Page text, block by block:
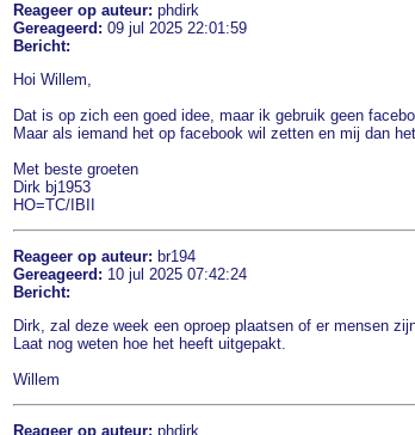
Reageer op auteur: phdirk
Gereageerd: 09 jul 2025 22:01:59
Bericht:
Hoi Willem,
Dat is op zich een goed idee, maar ik gebruik geen
Maar als iemand het op facebook wil zetten en mij dan
Met beste groeten
Dirk bj1953
HO=TC/IBII
Reageer op auteur: br194
Gereageerd: 10 jul 2025 07:42:24
Bericht:
Dirk, zal deze week een oproep plaatsen of er mensen
Laat nog weten hoe het heeft uitgepakt.
Willem
Reageer op auteur: phdirk